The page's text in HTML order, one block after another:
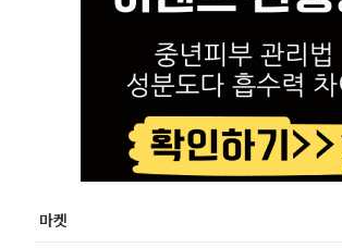
마켓